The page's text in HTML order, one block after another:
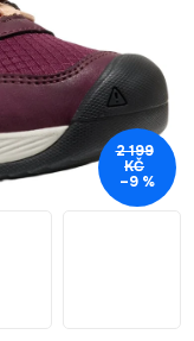
2 199
KČ
–9 %